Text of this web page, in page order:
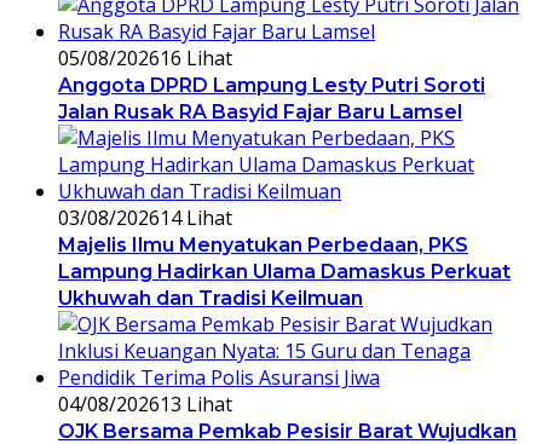
05/08/202616 Lihat
Anggota DPRD Lampung Lesty Putri Soroti
Jalan Rusak RA Basyid Fajar Baru Lamsel
03/08/202614 Lihat
Majelis Ilmu Menyatukan Perbedaan, PKS
Lampung Hadirkan Ulama Damaskus Perkuat
Ukhuwah dan Tradisi Keilmuan
04/08/202613 Lihat
OJK Bersama Pemkab Pesisir Barat Wujudkan